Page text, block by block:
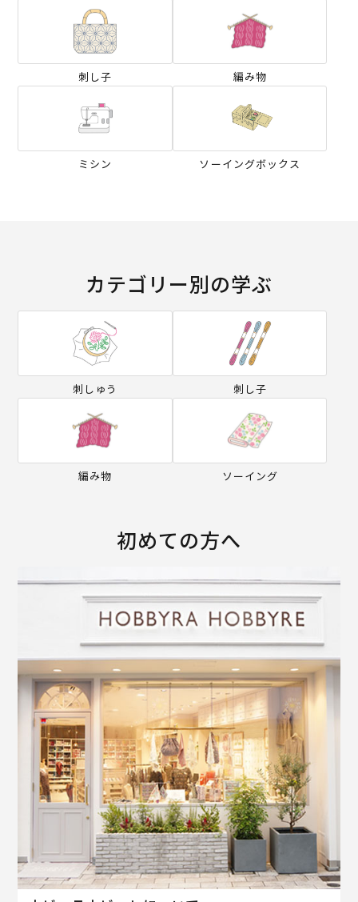
刺し子 編み物
ミシン ソーイングボックス
カテゴリー別の学ぶ
刺しゅう 刺し子
編み物 ソーイング
初めての方へ